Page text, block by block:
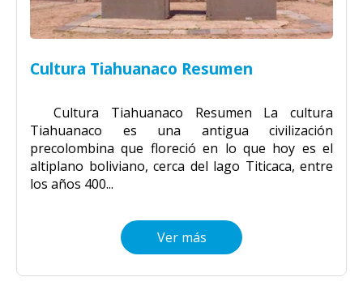
Cultura Tiahuanaco Resumen
Cultura Tiahuanaco Resumen La cultura
Tiahuanaco es una antigua civilización
precolombina que floreció en lo que hoy es el
altiplano boliviano, cerca del lago Titicaca, entre
los años 400...
Ver más